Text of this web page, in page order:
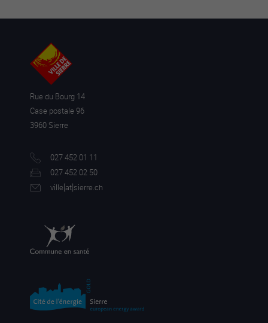
Rue du Bourg 14
Case postale 96
3960 Sierre
027 452 01 11
027 452 02 50
ville[at]sierre.ch